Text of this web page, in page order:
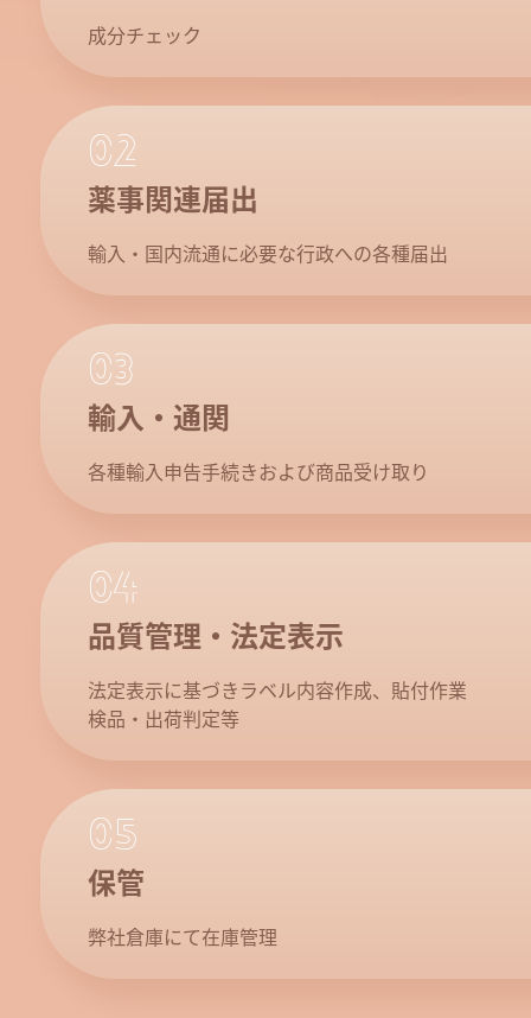
成分チェック
02
薬事関連届出
輸入・国内流通に必要な行政への各種届出
03
輸入・通関
各種輸入申告手続きおよび商品受け取り
04
品質管理・法定表示
法定表示に基づきラベル内容作成、貼付作業
検品・出荷判定等
05
保管
弊社倉庫にて在庫管理